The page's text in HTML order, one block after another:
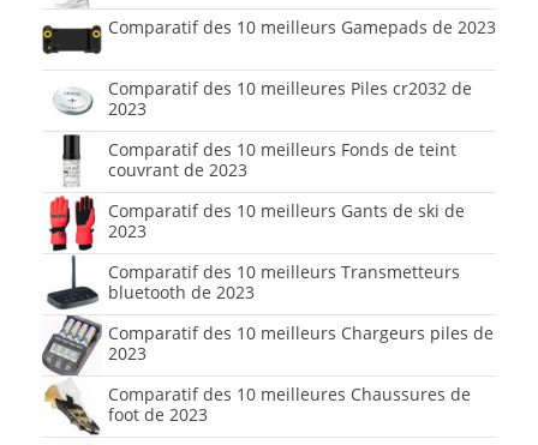
Comparatif des 10 meilleurs Gamepads de 2023
Comparatif des 10 meilleures Piles cr2032 de
2023
Comparatif des 10 meilleurs Fonds de teint
couvrant de 2023
Comparatif des 10 meilleurs Gants de ski de
2023
Comparatif des 10 meilleurs Transmetteurs
bluetooth de 2023
Comparatif des 10 meilleurs Chargeurs piles de
2023
Comparatif des 10 meilleures Chaussures de
foot de 2023